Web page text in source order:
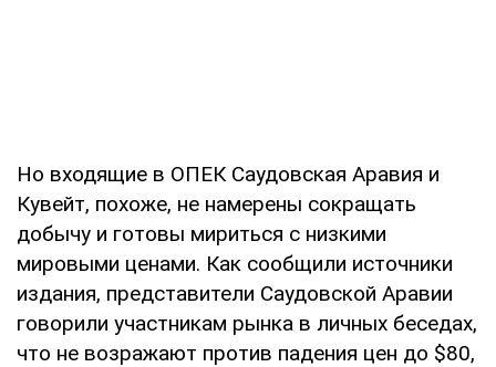
Но входящие в ОПЕК Саудовская Аравия и
Кувейт, похоже, не намерены сокращать
добычу и готовы мириться с низкими
мировыми ценами. Как сообщили источники
издания, представители Саудовской Аравии
говорили участникам рынка в личных беседах,
что не возражают против падения цен до $80,